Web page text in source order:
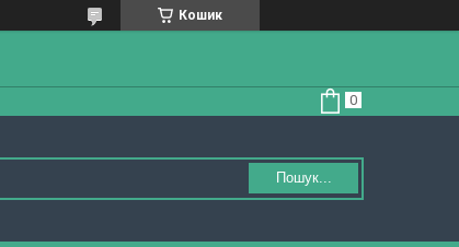
Кошик
Пошук...